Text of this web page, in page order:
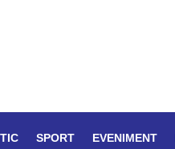
SPORT EVENIMENT